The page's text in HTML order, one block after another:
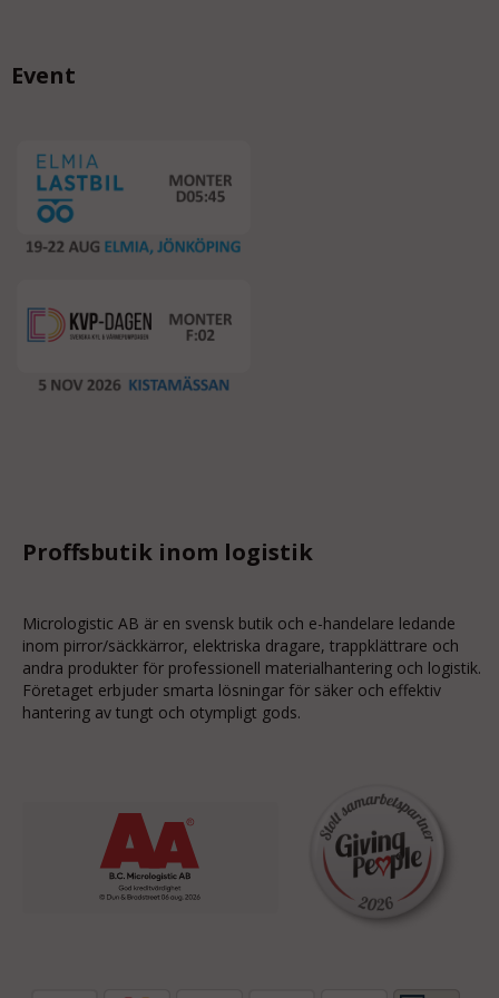
Event
Proffsbutik inom logistik
Micrologistic AB är en svensk butik och e-handelare ledande
inom pirror/säckkärror, elektriska dragare, trappklättrare och
andra produkter för professionell materialhantering och logistik.
Företaget erbjuder smarta lösningar för säker och effektiv
hantering av tungt och otympligt gods.